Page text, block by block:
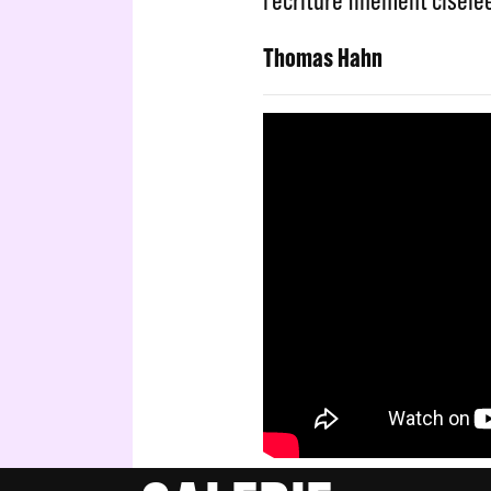
Thomas Hahn